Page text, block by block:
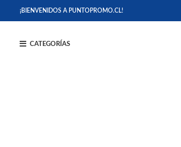
¡BIENVENIDOS A PUNTOPROMO.CL!
CATEGORÍAS